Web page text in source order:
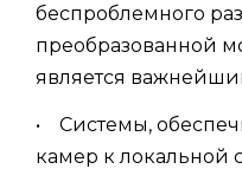
беспроблемного
преобразованной
является
• Системы,
камер к локальной